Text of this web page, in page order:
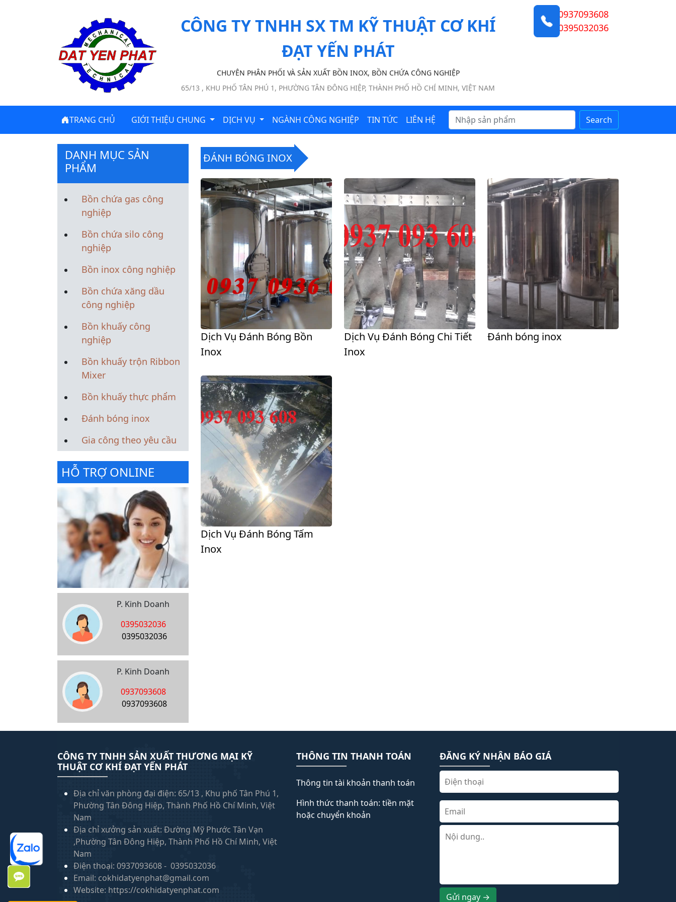
CÔNG TY TNHH SX TM KỸ THUẬT CƠ KHÍ
ĐẠT YẾN PHÁT
CHUYÊN PHÂN PHỐI VÀ SẢN XUẤT BỒN INOX, BỒN CHỨA CÔNG NGHIỆP
65/13 , KHU PHỐ TÂN PHÚ 1, PHƯỜNG TÂN ĐÔNG HIỆP, THÀNH PHỐ HỒ CHÍ MINH, VIỆT NAM
0937093608
0395032036
TRANG CHỦ GIỚI THIỆU CHUNG DỊCH VỤ NGÀNH CÔNG NGHIỆP TIN TỨC LIÊN HỆ Search
DANH MỤC SẢN
PHẨM
Bồn chứa gas công
nghiệp
Bồn chứa silo công
nghiệp
Bồn inox công nghiệp
Bồn chứa xăng dầu
công nghiệp
Bồn khuấy công
nghiệp
Bồn khuấy trộn Ribbon
Mixer
Bồn khuấy thực phẩm
Đánh bóng inox
Gia công theo yêu cầu
HỖ TRỢ ONLINE
P. Kinh Doanh
0395032036
0395032036
P. Kinh Doanh
0937093608
0937093608
ĐÁNH BÓNG INOX
Dịch Vụ Đánh Bóng Bồn
Inox
Dịch Vụ Đánh Bóng Chi Tiết
Inox
Đánh bóng inox
Dịch Vụ Đánh Bóng Tấm
Inox
CÔNG TY TNHH SẢN XUẤT THƯƠNG MẠI KỸ
THUẬT CƠ KHÍ ĐẠT YẾN PHÁT
Địa chỉ văn phòng đại điện: 65/13 , Khu phố Tân Phú 1,
Phường Tân Đông Hiệp, Thành Phố Hồ Chí Minh, Việt
Nam
Địa chỉ xưởng sản xuất: Đường Mỹ Phước Tân Vạn
,Phường Tân Đông Hiệp, Thành Phố Hồ Chí Minh, Việt
Nam
Điện thoại: 0937093608 - 0395032036
Email: cokhidatyenphat@gmail.com
Website: https://cokhidatyenphat.com
THÔNG TIN THANH TOÁN
Thông tin tài khoản thanh toán
Hình thức thanh toán: tiền mặt
hoặc chuyển khoản
ĐĂNG KÝ NHẬN BÁO GIÁ
Gửi ngay →